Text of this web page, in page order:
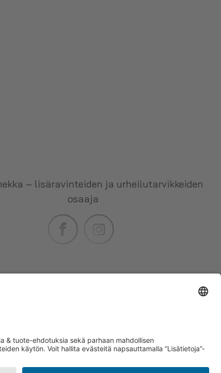
– lisäravinteiden ja urheilutarvikkeiden
osaaja